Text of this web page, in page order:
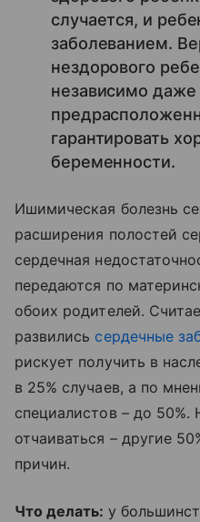
случается, и
заболеванием.
нездорового
независимо даже
гарантировать
беременности.
Ишимическая болезнь
расширения полостей
сердечная
передаются по
обоих родителей.
развились сердечные
рискует получить в
в 25% случаев, а по
специалистов – до 50%.
отчаиваться – другие
причин.
Что делать: у